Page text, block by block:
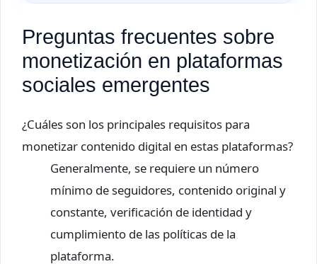
Preguntas frecuentes sobre
monetización en plataformas
sociales emergentes
¿Cuáles son los principales requisitos para
monetizar contenido digital en estas plataformas?
Generalmente, se requiere un número
mínimo de seguidores, contenido original y
constante, verificación de identidad y
cumplimiento de las políticas de la
plataforma.